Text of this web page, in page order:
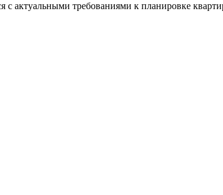
актуальными требованиями к планировке